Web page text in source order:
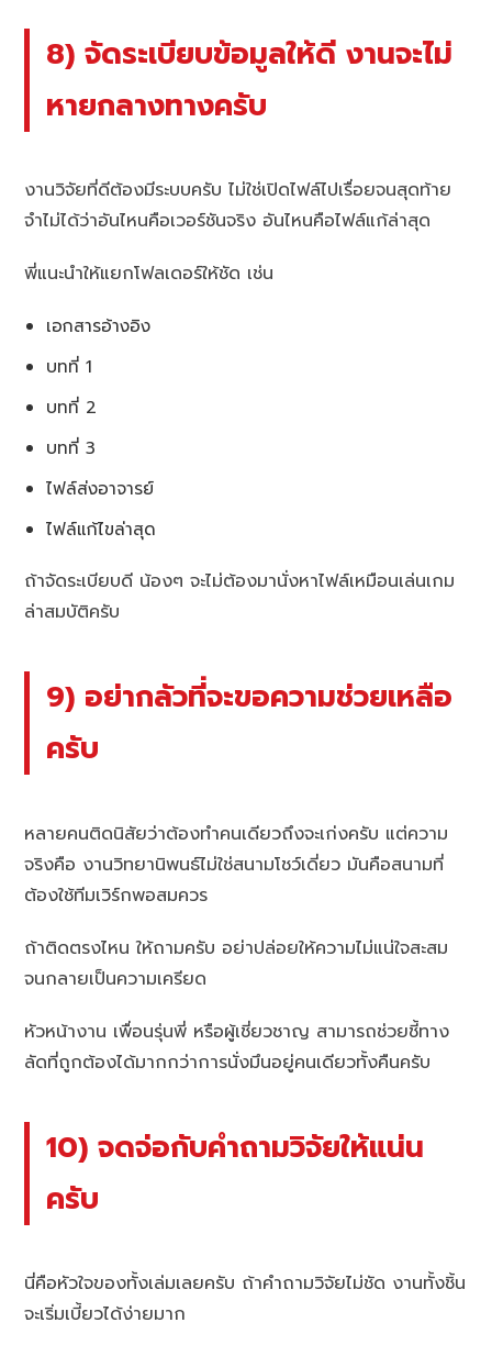
8) จัดระเบียบข้อมูลให้ดี งานจะไม่
หายกลางทางครับ
งานวิจัยที่ดีต้องมีระบบครับ ไม่ใช่เปิดไฟล์ไปเรื่อยจนสุดท้าย
จำไม่ได้ว่าอันไหนคือเวอร์ชันจริง อันไหนคือไฟล์แก้ล่าสุด
พี่แนะนำให้แยกโฟลเดอร์ให้ชัด เช่น
เอกสารอ้างอิง
บทที่ 1
บทที่ 2
บทที่ 3
ไฟล์ส่งอาจารย์
ไฟล์แก้ไขล่าสุด
ถ้าจัดระเบียบดี น้องๆ จะไม่ต้องมานั่งหาไฟล์เหมือนเล่นเกม
ล่าสมบัติครับ
9) อย่ากลัวที่จะขอความช่วยเหลือ
ครับ
หลายคนติดนิสัยว่าต้องทำคนเดียวถึงจะเก่งครับ แต่ความ
จริงคือ งานวิทยานิพนธ์ไม่ใช่สนามโชว์เดี่ยว มันคือสนามที่
ต้องใช้ทีมเวิร์กพอสมควร
ถ้าติดตรงไหน ให้ถามครับ อย่าปล่อยให้ความไม่แน่ใจสะสม
จนกลายเป็นความเครียด
หัวหน้างาน เพื่อนรุ่นพี่ หรือผู้เชี่ยวชาญ สามารถช่วยชี้ทาง
ลัดที่ถูกต้องได้มากกว่าการนั่งมึนอยู่คนเดียวทั้งคืนครับ
10) จดจ่อกับคำถามวิจัยให้แน่น
ครับ
นี่คือหัวใจของทั้งเล่มเลยครับ ถ้าคำถามวิจัยไม่ชัด งานทั้งชิ้น
จะเริ่มเบี้ยวได้ง่ายมาก